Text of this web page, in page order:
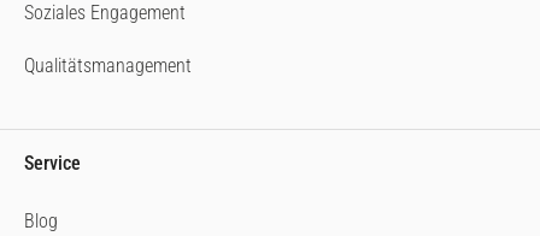
Soziales Engagement
Qualitätsmanagement
Service
Blog